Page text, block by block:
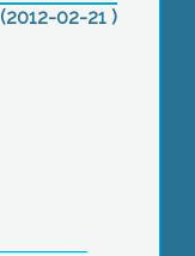
(2012-02-21 )